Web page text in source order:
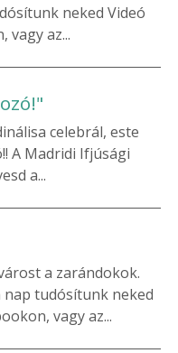
neked Videó
vagy az...
celebrál, este
A Madridi Ifjúsági
a...
a zarándokok.
tudósítunk neked
vagy az...